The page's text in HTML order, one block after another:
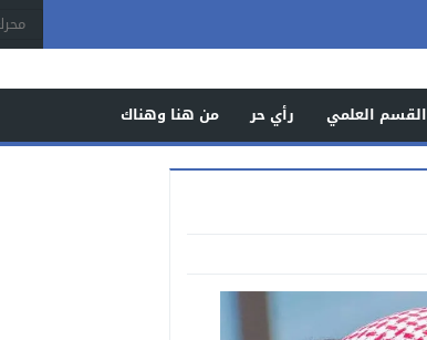
القسم العلمي رأي حر من هنا وهناك